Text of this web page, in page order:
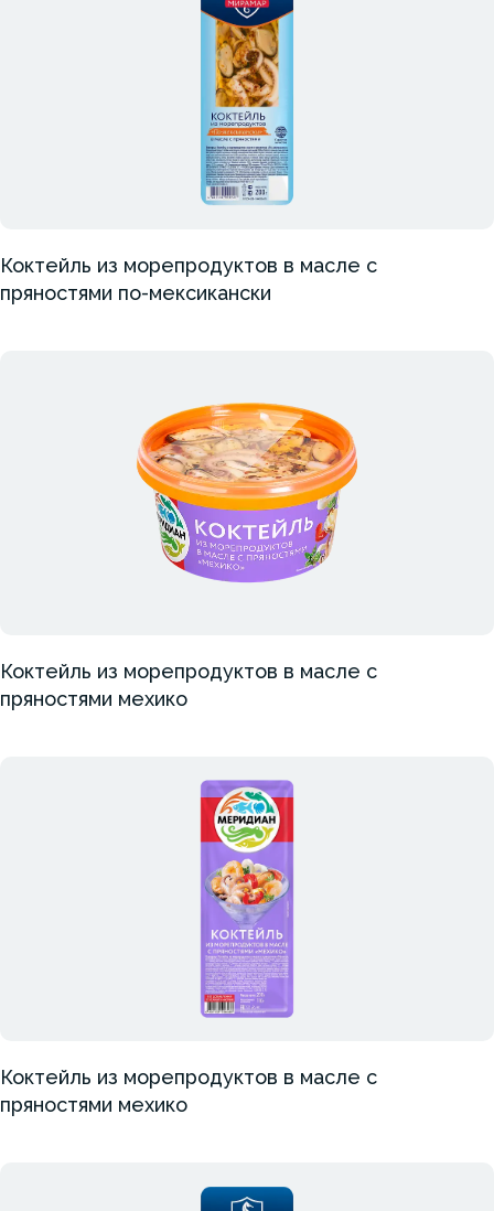
Коктейль из морепродуктов в масле с
пряностями по-мексикански
Коктейль из морепродуктов в масле с
пряностями мехико
Коктейль из морепродуктов в масле с
пряностями мехико